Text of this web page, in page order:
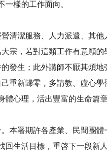
一樣的工作面向。
清潔服務、人力派遣、其
宗，若對這類工作有意願
發生；此外講師不厭其煩
重新歸零，多請教、虛心學
心理，活出豐富的生命篇章
本署期許各產業、民間團
生活目標，重啓下一段新人